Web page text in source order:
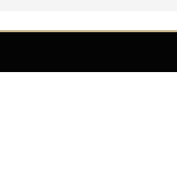
「シーズンズガーデ
の中庭です！ゆったり
きます。室内も食洗